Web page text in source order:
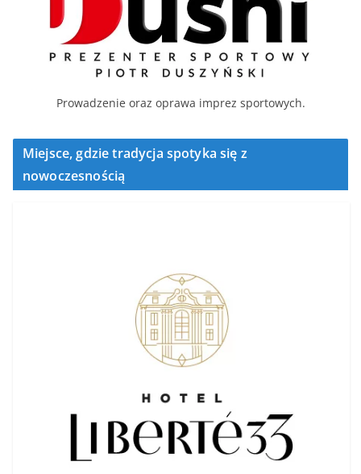
Prowadzenie oraz oprawa imprez sportowych.
Miejsce, gdzie tradycja spotyka się z
nowoczesnością